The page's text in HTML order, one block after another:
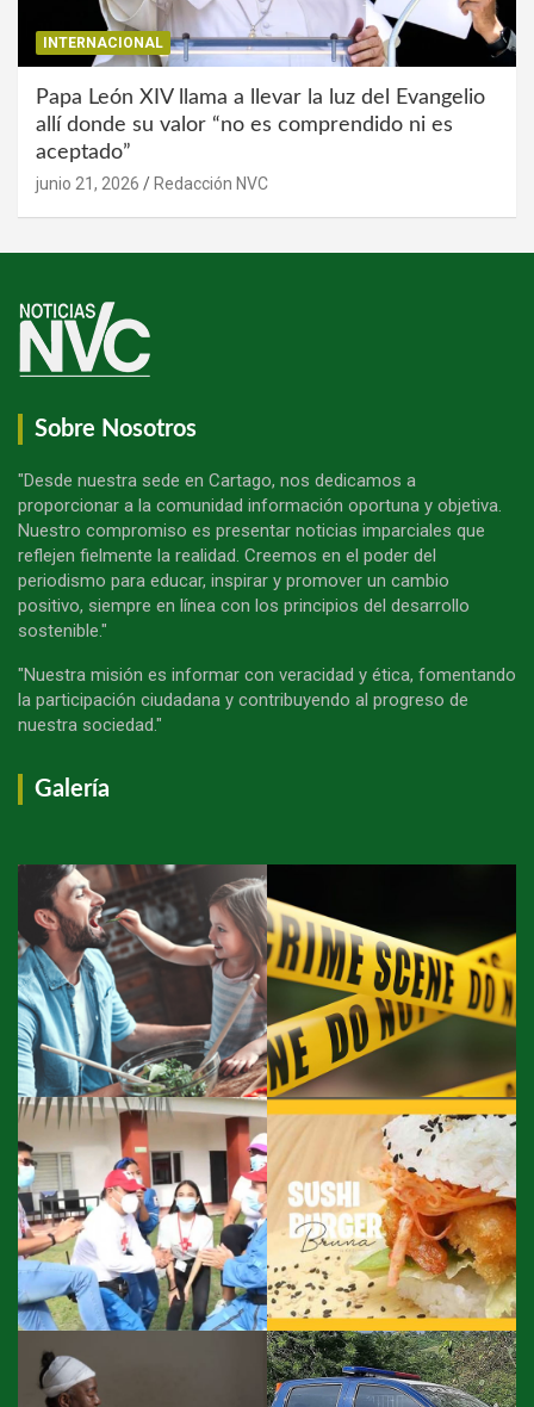
INTERNACIONAL
Papa León XIV llama a llevar la luz del Evangelio
allí donde su valor “no es comprendido ni es
aceptado”
junio 21, 2026 Redacción NVC
Sobre Nosotros
"Desde nuestra sede en Cartago, nos dedicamos a
proporcionar a la comunidad información oportuna y objetiva.
Nuestro compromiso es presentar noticias imparciales que
reflejen fielmente la realidad. Creemos en el poder del
periodismo para educar, inspirar y promover un cambio
positivo, siempre en línea con los principios del desarrollo
sostenible."
"Nuestra misión es informar con veracidad y ética, fomentando
la participación ciudadana y contribuyendo al progreso de
nuestra sociedad."
Galería